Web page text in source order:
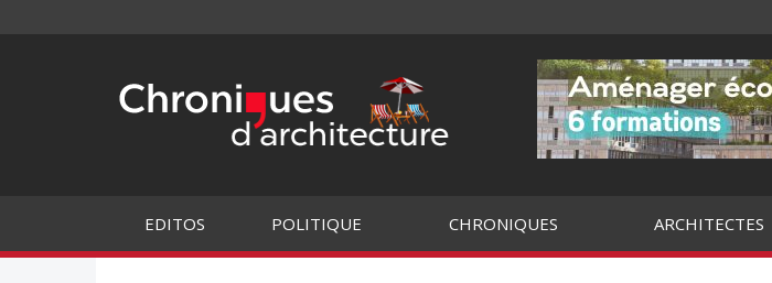
EDITOS POLITIQUE CHRONIQUES ARCHITECTES